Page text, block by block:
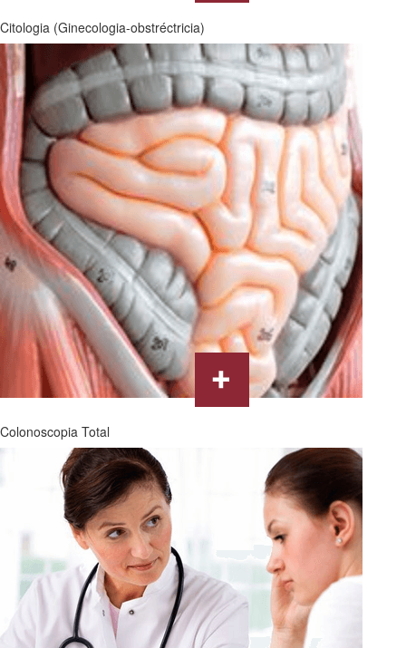
Citologia (Ginecologia-obstréctricia)
Colonoscopia Total